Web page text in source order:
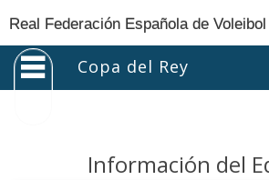
Real Federación Española de Voleibol
Copa del Rey
Información del